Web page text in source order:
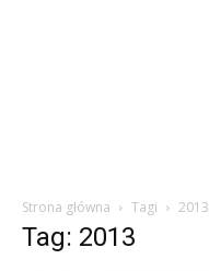
Strona główna Tagi 2013
Tag: 2013